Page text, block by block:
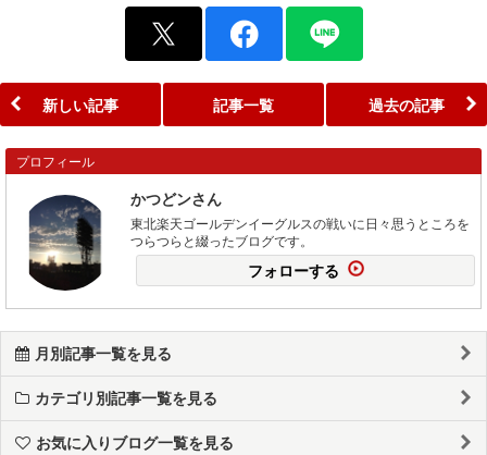
新しい記事 記事一覧 過去の記事
プロフィール
かつどンさん
東北楽天ゴールデンイーグルスの戦いに日々思うところを
つらつらと綴ったブログです。
フォローする
月別記事一覧を見る
カテゴリ別記事一覧を見る
お気に入りブログ一覧を見る